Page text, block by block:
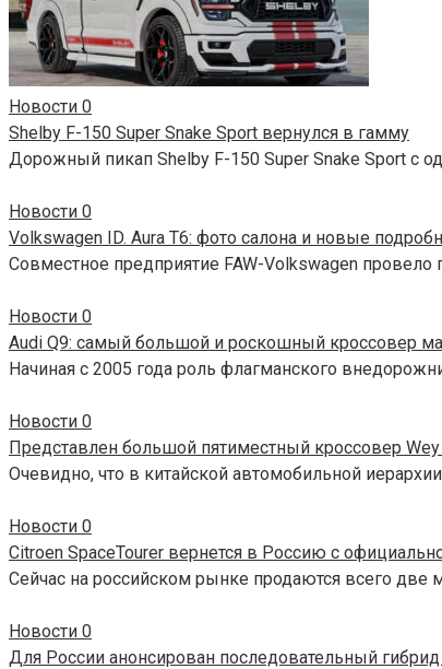
Новости 0
Shelby F-150 Super Snake Sport вернулся в гамму
Дорожный пикап Shelby F-150 Super Snake Sport с
Новости 0
Volkswagen ID. Aura T6: фото салона и новые
Совместное предприятие FAW-Volkswagen
Новости 0
Audi Q9: самый большой и роскошный кроссовер
Начиная с 2005 года роль флагманского
Новости 0
Представлен большой пятиместный кроссовер Wey
Очевидно, что в китайской автомобильной
Новости 0
Citroen SpaceTourer вернется в Россию с
Сейчас на российском рынке продаются всего две
Новости 0
Для России анонсирован последовательный гибрид